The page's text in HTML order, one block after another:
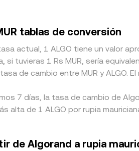
tablas de conversión
actual, 1 ALGO tiene un valor
si tuvieras 1 Rs MUR, sería
de cambio entre MUR y ALGO.
7 días, la tasa de cambio de
alta de 1 ALGO por rupia
de Algorand a rupia